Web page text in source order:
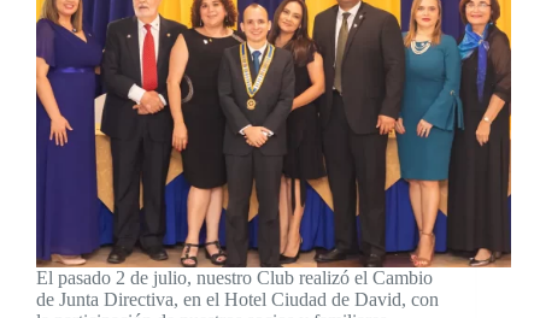
El pasado 2 de julio, nuestro Club realizó el Cambio
de Junta Directiva, en el Hotel Ciudad de David, con